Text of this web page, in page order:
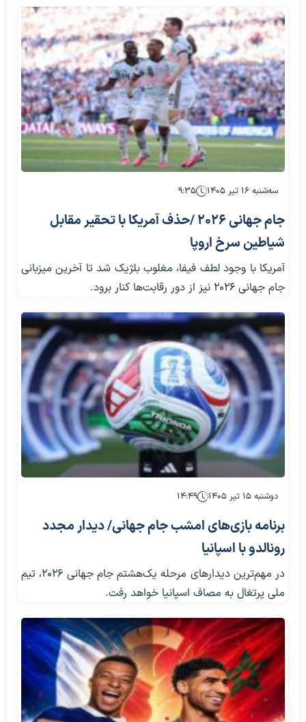
سه‌شنبه ۱۶ تیر ۱۴۰۵ ۹:۳۵
جام جهانی 2026 /حذف آمریکا با تحقیر مقابل
شیاطین سرخ اروپا
آمریکا با وجود لطف فیفا، مغلوب بلژیک شد تا آخرین میزبانی
جام جهانی 2026 نیز از دور رقابت‌ها کنار برود.
دوشنبه ۱۵ تیر ۱۴۰۵ ۱۴:۴۹
برنامه بازی‌های امشب جام جهانی/ دیدار مجدد
رونالدو با اسپانیا
در مهم‌ترین دیدارهای مرحله یک‌هشتم جام جهانی ۲۰۲۶، تیم
ملی پرتغال به مصاف اسپانیا خواهد رفت.